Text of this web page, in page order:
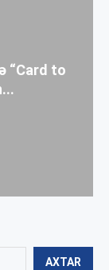
AXTAR
“Card to